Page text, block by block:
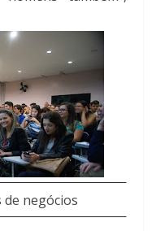
de negócios